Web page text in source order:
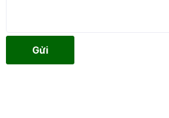
Gửi